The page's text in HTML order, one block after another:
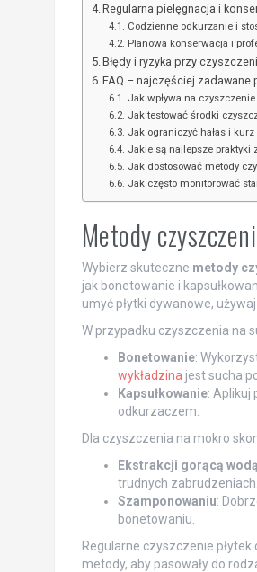
Regularna pielęgnacja i
Codzienne odkurzanie i
Planowa konserwacja i
Błędy i ryzyka przy
FAQ – najczęściej zadawane
Jak wpływa na
Jak testować środki
Jak ograniczyć hałas i
Jakie są najlepsze praktyki
Jak dostosować metody
Jak często monitorować
Metody
Wybierz skuteczne metody
jak bonetowanie i
umyć płytki dywanowe,
W przypadku czyszczenia na
Bonetowanie:
wykładzina jest sucha
Kapsułkowanie: Aplikuj
odkurzaczem.
Dla czyszczenia na mokro
Ekstrakcji gorącą wodą
trudnych zabrudzeniach.
Szamponowaniu:
bonetowaniu.
Regularne czyszczenie
metody, aby pasowały do